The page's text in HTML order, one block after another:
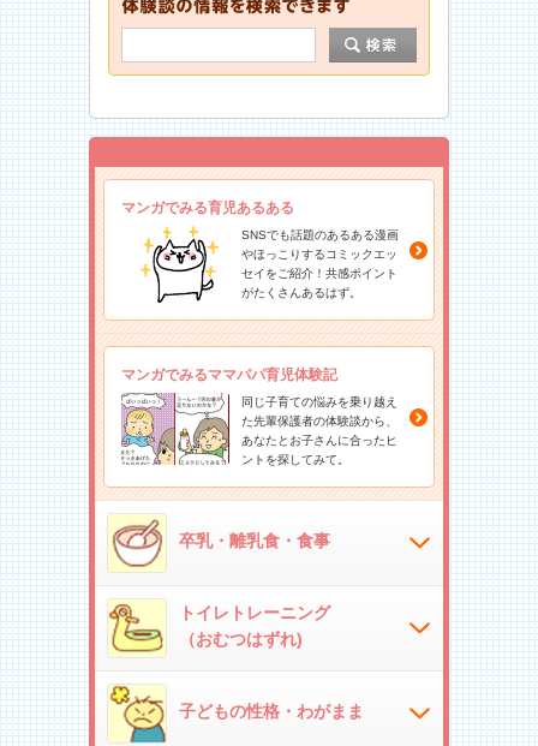
マンガでみる育児あるある
SNSでも話題のあるある漫画
やほっこりするコミックエッ
セイをご紹介！共感ポイント
がたくさんあるはず。
マンガでみるママパパ育児体験記
同じ子育ての悩みを乗り越え
た先輩保護者の体験談から、
あなたとお子さんに合ったヒ
ントを探してみて。
卒乳・離乳食・食事
トイレトレーニング
（おむつはずれ)
子どもの性格・わがまま